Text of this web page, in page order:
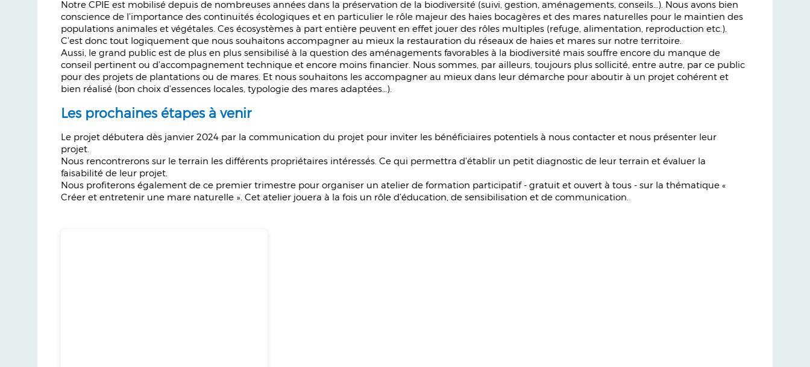
Notre CPIE est mobilisé depuis de nombreuses années dans la préservation de la biodiversité (suivi, gestion, aménagements, conseils…). Nous avons bien
conscience de l’importance des continuités écologiques et en particulier le rôle majeur des haies bocagères et des mares naturelles pour le maintien des
populations animales et végétales. Ces écosystèmes à part entière peuvent en effet jouer des rôles multiples (refuge, alimentation, reproduction etc.).
C’est donc tout logiquement que nous souhaitons accompagner au mieux la restauration du réseaux de haies et mares sur notre territoire.
Aussi, le grand public est de plus en plus sensibilisé à la question des aménagements favorables à la biodiversité mais souffre encore du manque de
conseil pertinent ou d’accompagnement technique et encore moins financier. Nous sommes, par ailleurs, toujours plus sollicité, entre autre, par ce public
pour des projets de plantations ou de mares. Et nous souhaitons les accompagner au mieux dans leur démarche pour aboutir à un projet cohérent et
bien réalisé (bon choix d’essences locales, typologie des mares adaptées…).
Les prochaines étapes à venir
Le projet débutera dès janvier 2024 par la communication du projet pour inviter les bénéficiaires potentiels à nous contacter et nous présenter leur
projet.
Nous rencontrerons sur le terrain les différents propriétaires intéressés. Ce qui permettra d’établir un petit diagnostic de leur terrain et évaluer la
faisabilité de leur projet.
Nous profiterons également de ce premier trimestre pour organiser un atelier de formation participatif - gratuit et ouvert à tous - sur la thématique «
Créer et entretenir une mare naturelle ». Cet atelier jouera à la fois un rôle d’éducation, de sensibilisation et de communication.